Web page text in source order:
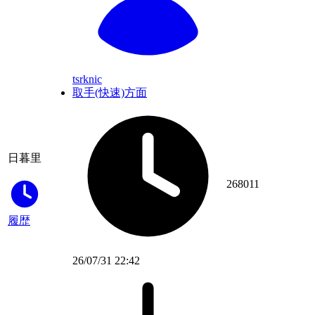
日暮里
履歴
tsrknic
取手(快速)方面
26/07/31 22:42
268011